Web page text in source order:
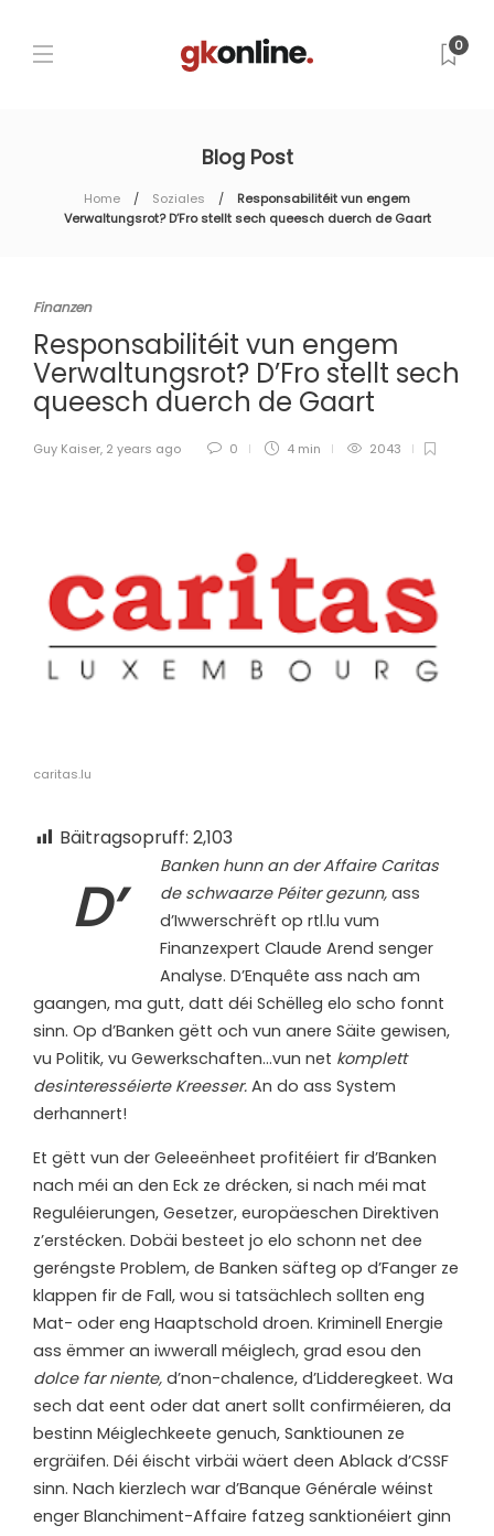
0
Blog Post
Home Soziales
Responsabilitéit vun engem
Verwaltungsrot? D’Fro stellt sech queesch duerch de Gaart
Finanzen
Responsabilitéit vun engem
Verwaltungsrot? D’Fro stellt sech
queesch duerch de Gaart
Guy Kaiser, 2 years ago 0 4 min 2043
caritas.lu
Bäitragsopruff: 2,103
D’
Banken hunn an der Affaire Caritas
de schwaarze Péiter gezunn, ass
d’Iwwerschrëft op rtl.lu vum
Finanzexpert Claude Arend senger
Analyse. D’Enquête ass nach am
gaangen, ma gutt, datt déi Schëlleg elo scho fonnt
sinn. Op d’Banken gëtt och vun anere Säite gewisen,
vu Politik, vu Gewerkschaften…vun net komplett
desinteresséierte Kreesser. An do ass System
derhannert!
Et gëtt vun der Geleeënheet profitéiert fir d’Banken
nach méi an den Eck ze drécken, si nach méi mat
Reguléierungen, Gesetzer, europäeschen Direktiven
z’erstécken. Dobäi besteet jo elo schonn net dee
geréngste Problem, de Banken säfteg op d’Fanger ze
klappen fir de Fall, wou si tatsächlech sollten eng
Mat- oder eng Haaptschold droen. Kriminell Energie
ass ëmmer an iwwerall méiglech, grad esou den
dolce far niente, d’non-chalence, d’Lidderegkeet. Wa
sech dat eent oder dat anert sollt confirméieren, da
bestinn Méiglechkeete genuch, Sanktiounen ze
ergräifen. Déi éischt virbäi wäert deen Ablack d’CSSF
sinn. Nach kierzlech war d’Banque Générale wéinst
enger Blanchiment-Affaire fatzeg sanktionéiert ginn